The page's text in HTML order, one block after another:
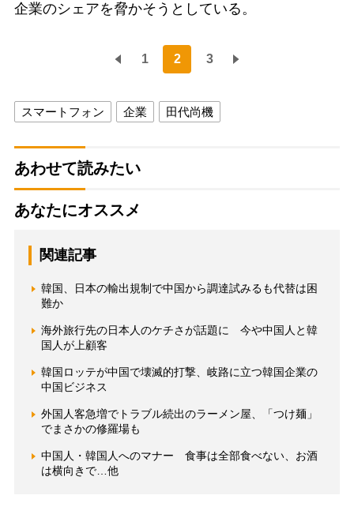
企業のシェアを脅かそうとしている。
1 2 3
スマートフォン 企業 田代尚機
あわせて読みたい
あなたにオススメ
関連記事
韓国、日本の輸出規制で中国から調達試みるも代替は困
難か
海外旅行先の日本人のケチさが話題に 今や中国人と韓
国人が上顧客
韓国ロッテが中国で壊滅的打撃、岐路に立つ韓国企業の
中国ビジネス
外国人客急増でトラブル続出のラーメン屋、「つけ麺」
でまさかの修羅場も
中国人・韓国人へのマナー 食事は全部食べない、お酒
は横向きで…他